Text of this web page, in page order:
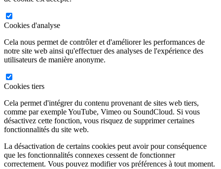
Cookies d'analyse
Cela nous permet de contrôler et d'améliorer les performances de
notre site web ainsi qu'effectuer des analyses de l'expérience des
utilisateurs de manière anonyme.
Cookies tiers
Cela permet d'intégrer du contenu provenant de sites web tiers,
comme par exemple YouTube, Vimeo ou SoundCloud. Si vous
désactivez cette fonction, vous risquez de supprimer certaines
fonctionnalités du site web.
La désactivation de certains cookies peut avoir pour conséquence
que les fonctionnalités connexes cessent de fonctionner
correctement. Vous pouvez modifier vos préférences à tout moment.